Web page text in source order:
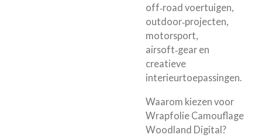
off‑road voertuigen,
outdoor‑projecten,
motorsport,
airsoft‑gear en
creatieve
interieurtoepassingen.
Waarom kiezen voor
Wrapfolie Camouflage
Woodland Digital?